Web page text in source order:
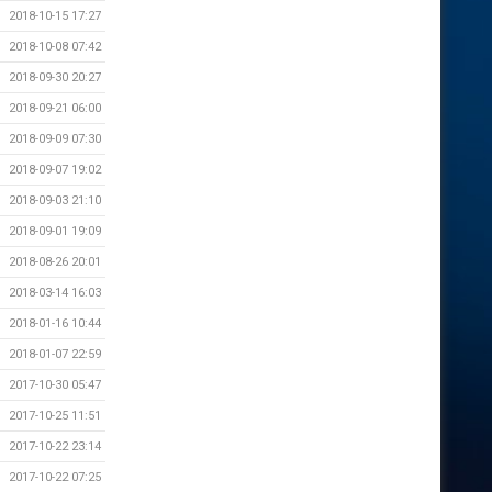
2018-10-15 17:27
2018-10-08 07:42
2018-09-30 20:27
2018-09-21 06:00
2018-09-09 07:30
2018-09-07 19:02
2018-09-03 21:10
2018-09-01 19:09
2018-08-26 20:01
2018-03-14 16:03
2018-01-16 10:44
2018-01-07 22:59
2017-10-30 05:47
2017-10-25 11:51
2017-10-22 23:14
2017-10-22 07:25